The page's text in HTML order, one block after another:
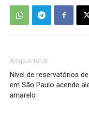
Artigo anterior
Nível de reservatórios
em São Paulo acende
amarelo